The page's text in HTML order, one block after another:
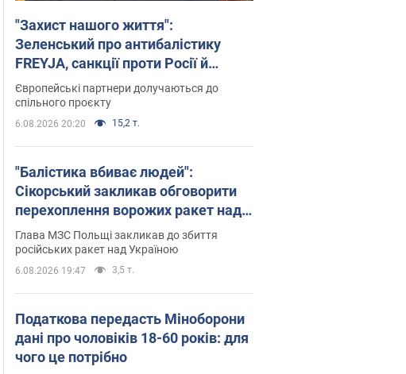
"Захист нашого життя":
Зеленський про антибалістику
FREYJA, санкції проти Росії й
підтримку аграріїв. Відео
Європейські партнери долучаються до
спільного проєкту
6.08.2026 20:20 15,2 т.
"Балістика вбиває людей":
Сікорський закликав обговорити
перехоплення ворожих ракет над
Україною
Глава МЗС Польщі закликав до збиття
російських ракет над Україною
6.08.2026 19:47 3,5 т.
Податкова передасть Міноборони
дані про чоловіків 18-60 років: для
чого це потрібно